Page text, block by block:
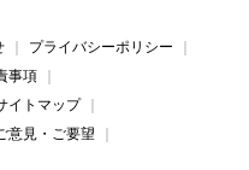
プライバシーポリシー
事項
イトマップ
意見・ご要望